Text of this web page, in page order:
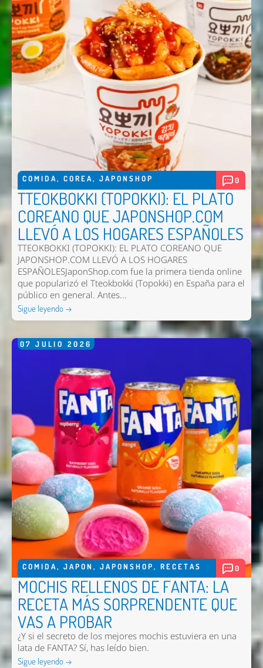
COMIDA, COREA, JAPONSHOP 0
TTEOKBOKKI (TOPOKKI): EL PLATO
COREANO QUE JAPONSHOP.COM
LLEVÓ A LOS HOGARES ESPAÑOLES
TTEOKBOKKI (TOPOKKI): EL PLATO COREANO QUE
JAPONSHOP.COM LLEVÓ A LOS HOGARES
ESPAÑOLESJaponShop.com fue la primera tienda online
que popularizó el Tteokbokki (Topokki) en España para el
público en general. Antes...
Sigue leyendo →
07 JULIO 2026
COMIDA, JAPON , JAPONSHOP, RECETAS 0
MOCHIS RELLENOS DE FANTA: LA
RECETA MÁS SORPRENDENTE QUE
VAS A PROBAR
¿Y si el secreto de los mejores mochis estuviera en una
lata de FANTA? Sí, has leído bien.
Sigue leyendo →
Nombre *
Email *
Comentario *